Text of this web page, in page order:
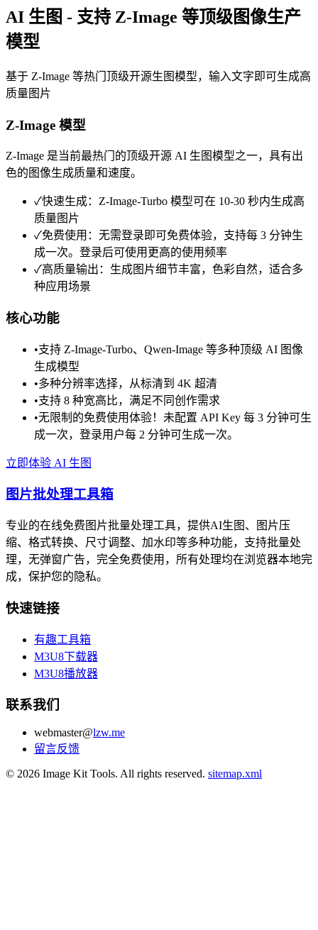
AI 生图 - 支持 Z-Image 等顶级图像生产
模型
基于 Z-Image 等热门顶级开源生图模型，输入文字即可生成高
质量图片
Z-Image 模型
Z-Image 是当前最热门的顶级开源 AI 生图模型之一，具有出
色的图像生成质量和速度。
✓快速生成：Z-Image-Turbo 模型可在 10-30 秒内生成高
质量图片
✓免费使用：无需登录即可免费体验，支持每 3 分钟生
成一次。登录后可使用更高的使用频率
✓高质量输出：生成图片细节丰富，色彩自然，适合多
种应用场景
核心功能
•支持 Z-Image-Turbo、Qwen-Image 等多种顶级 AI 图像
生成模型
•多种分辨率选择，从标清到 4K 超清
•支持 8 种宽高比，满足不同创作需求
•无限制的免费使用体验！未配置 API Key 每 3 分钟可生
成一次，登录用户每 2 分钟可生成一次。
立即体验 AI 生图
图片批处理工具箱
专业的在线免费图片批量处理工具，提供AI生图、图片压
缩、格式转换、尺寸调整、加水印等多种功能，支持批量处
理，无弹窗广告，完全免费使用，所有处理均在浏览器本地完
成，保护您的隐私。
快速链接
有趣工具箱
M3U8下载器
M3U8播放器
联系我们
webmaster@lzw.me
留言反馈
© 2026 Image Kit Tools. All rights reserved. sitemap.xml